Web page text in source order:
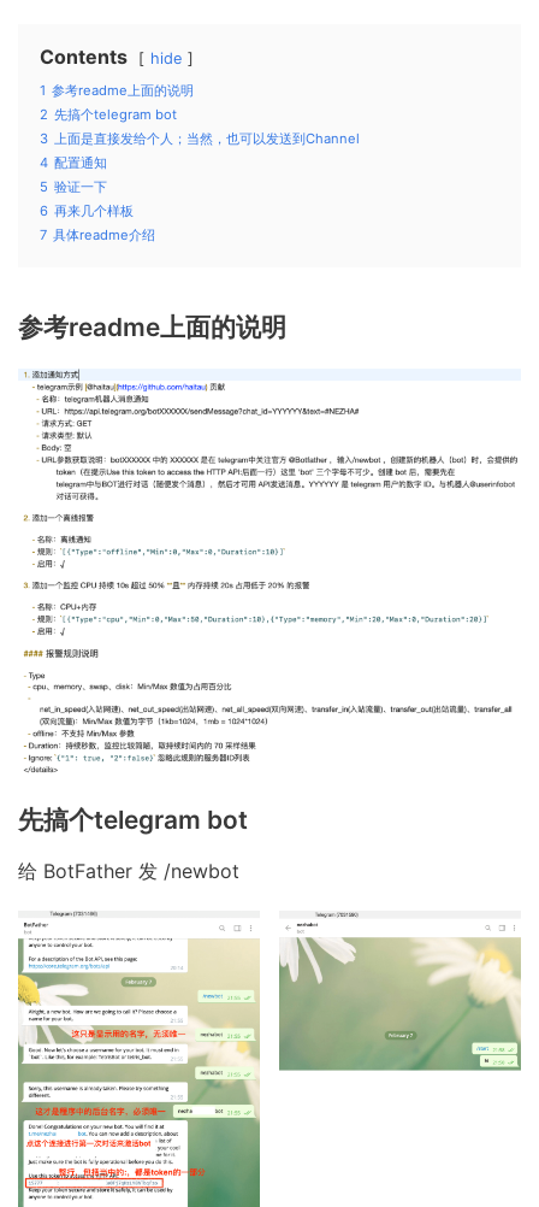
Contents hide
1 参考readme上面的说明
2 先搞个telegram bot
3
上面是直接发给个人；当然，也可以发送到Channel
4 配置通知
5 验证一下
6 再来几个样板
7 具体readme介绍
参考readme上面的说明
先搞个telegram bot
给 BotFather 发 /newbot